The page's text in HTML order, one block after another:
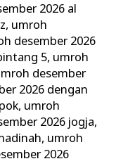
2026 al
, umroh
desember 2026
5, umroh
desember
2026 dengan
, umroh
2026 jogja,
, umroh
2026